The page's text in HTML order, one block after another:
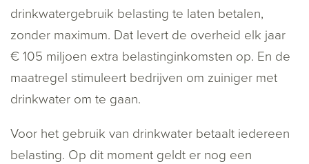
drinkwatergebruik belasting te laten betalen,
zonder maximum. Dat levert de overheid elk jaar
€ 105 miljoen extra belastinginkomsten op. En de
maatregel stimuleert bedrijven om zuiniger met
drinkwater om te gaan.
Voor het gebruik van drinkwater betaalt iedereen
belasting. Op dit moment geldt er nog een